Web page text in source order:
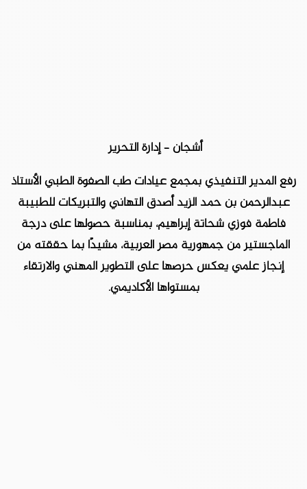
أشجان – إدارة التحرير
رفع المدير التنفيذي بمجمع عيادات طب الصفوة الطبي الأستاذ
عبدالرحمن بن حمد الزيد أصدق التهاني والتبريكات للطبيبة
فاطمة فوزي شحاتة إبراهيم، بمناسبة حصولها على درجة
الماجستير من جمهورية مصر العربية، مشيدًا بما حققته من
إنجاز علمي يعكس حرصها على التطوير المهني والارتقاء
بمستواها الأكاديمي.